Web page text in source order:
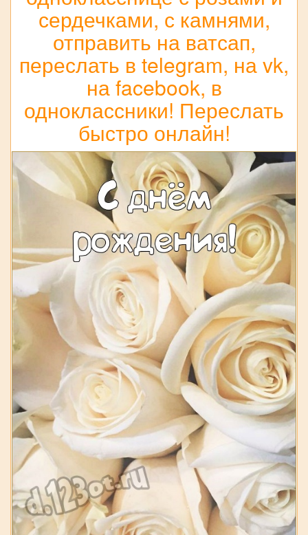
сердечками, с камнями,
отправить на ватсап,
переслать в telegram, на vk,
на facebook, в
одноклассники! Переслать
быстро онлайн!